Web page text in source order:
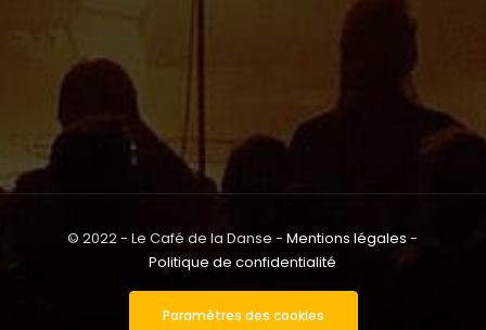
© 2022 - Le Café de la Danse -Mentions légales -
Politique de confidentialité
Paramètres des cookies